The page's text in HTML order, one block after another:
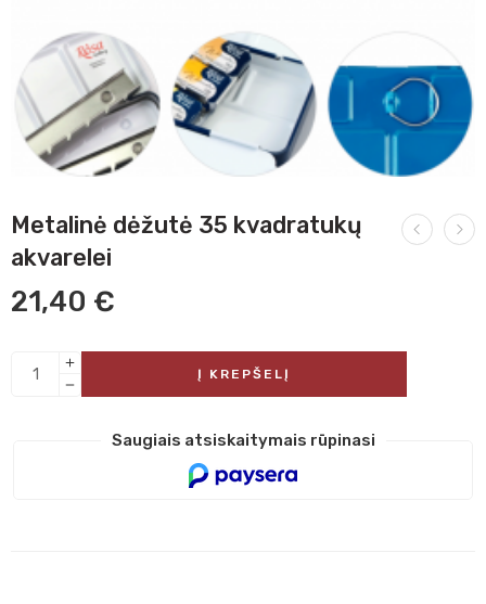
Metalinė dėžutė 35 kvadratukų
akvarelei
21,40 €
Į KREPŠELĮ
Saugiais atsiskaitymais rūpinasi